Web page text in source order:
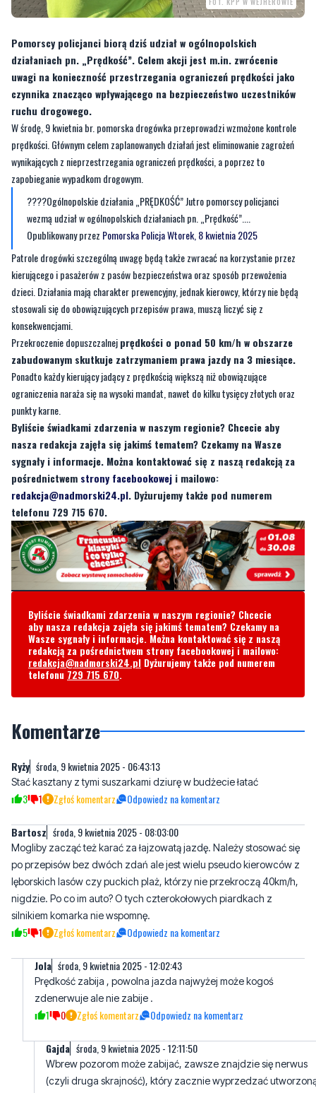
działaniach pn. „Prędkość”. Celem akcji jest m.in. zwrócenie
czynnika znacząco wpływającego na bezpieczeństwo uczestników
ruchu drogowego.
W środę, 9 kwietnia br. pomorska drogówka przeprowadzi wzmożone kontrole
prędkości. Głównym celem zaplanowanych działań jest eliminowanie zagrożeń
wynikających z nieprzestrzegania ograniczeń prędkości, a poprzez to
zapobieganie wypadkom drogowym.
????Ogólnopolskie działania „PRĘDKOŚĆ” Jutro pomorscy policjanci
wezmą udział w ogólnopolskich działaniach pn. „Prędkość”....
Opublikowany przezPomorska Policja
Patrole drogówki szczególną uwagę będą także zwracać na korzystanie przez
kierującego i pasażerów z pasów bezpieczeństwa oraz sposób przewożenia
dzieci. Działania mają charakter prewencyjny, jednak kierowcy, którzy nie będą
stosowali się do obowiązujących przepisów prawa, muszą liczyć się z
konsekwencjami.
Przekroczenie dopuszczalnejprędkości o ponad 50 km/h w obszarze
zabudowanym skutkuje zatrzymaniem prawa jazdy na 3 miesiące.
Ponadto każdy kierujący jadący z prędkością większą niż obowiązujące
ograniczenia naraża się na wysoki mandat, nawet do kilku tysięcy złotych oraz
punkty karne.
Byliście świadkami zdarzenia w naszym regionie? Chcecie aby
nasza redakcja zajęła się jakimś tematem? Czekamy na Wasze
sygnały i informacje. Można kontaktować się z naszą redakcją za
pośrednictwemstrony facebookoweji mailowo:
redakcja@nadmorski24.pl. Dyżurujemy także pod numerem
telefonu 729 715 670.
Byliście świadkami zdarzenia w naszym regionie? Chcecie
aby nasza redakcja zajęła się jakimś tematem? Czekamy na
Wasze sygnały i informacje. Można kontaktować się z naszą
redakcja@nadmorski24.plDyżurujemy także pod numerem
telefonu729 715 670.
Komentarze
Stać kasztany z tymi suszarkami dziurę w budżecie łatać
Bartosz środa, 9 kwietnia 2025 - 08:03:00
Mogliby zacząć też karać za łajzowatą jazdę. Należy stosować się
lęborskich lasów czy puckich plaż, którzy nie przekroczą 40km/h,
nigdzie. Po co im auto? O tych czterokołowych piardkach z
silnikiem komarka nie wspomnę.
5 1 Zgłoś komentarz Odpowiedz na komentarz
Jola środa, 9 kwietnia 2025 - 12:02:43
Prędkość zabija , powolna jazda najwyżej może kogoś
1 0 Zgłoś komentarz Odpowiedz na komentarz
Gajda środa, 9 kwietnia 2025 - 12:11:50
Wbrew pozorom może zabijać, zawsze znajdzie się nerwus
kolumnę i będzie się wklejał na trzeciego. A po za tym auto
do sprawnego przemieszczania się na spotkania, do pracy
Nie umiesz lub boisz się jechać, zostań w domu - nie zatykaj